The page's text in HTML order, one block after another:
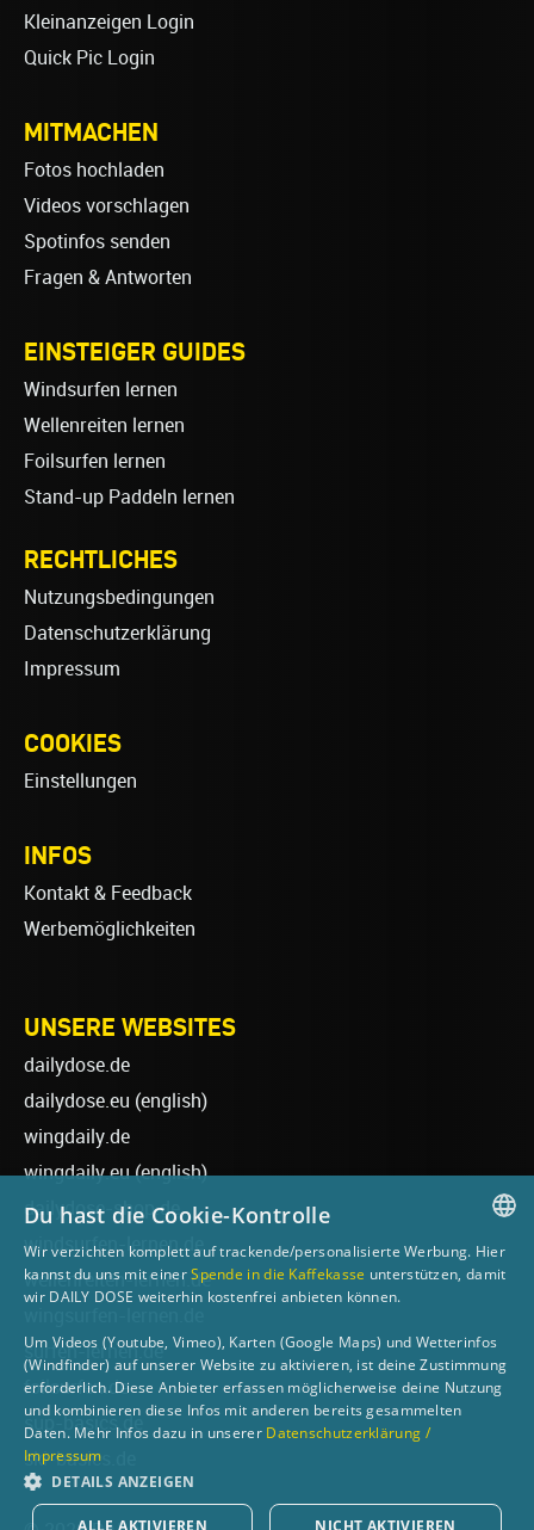
Kleinanzeigen Login
Quick Pic Login
MITMACHEN
Fotos hochladen
Videos vorschlagen
Spotinfos senden
Fragen & Antworten
EINSTEIGER GUIDES
Windsurfen lernen
Wellenreiten lernen
Foilsurfen lernen
Stand-up Paddeln lernen
RECHTLICHES
Nutzungsbedingungen
Datenschutzerklärung
Impressum
COOKIES
Einstellungen
INFOS
Kontakt & Feedback
Werbemöglichkeiten
UNSERE WEBSITES
dailydose.de
dailydose.eu (english)
wingdaily.de
wingdaily.eu(english)
dailydose-shop.de
windsurfen-lernen.de
wellenreiten-lernen.de
surfen-lernen.de
foilsurfen.de
sup-basics.de
ski-basics.de
GERMAN
Du hast die Cookie-Kontrolle
Wir verzichten komplett auf trackende/personalisierte Werbung. Hier
kannst du uns mit einerSpende in die Kaffekasse unterstützen, damit
wir DAILY DOSE weiterhin kostenfrei anbieten können.
Um Videos (Youtube, Vimeo), Karten (Google Maps) und Wetterinfos
(Windfinder) auf unserer Website zu aktivieren, ist deine Zustimmung
erforderlich. Diese Anbieter erfassen möglicherweise deine Nutzung
und kombinieren diese Infos mit anderen bereits gesammelten
Daten. Mehr Infos dazu in unserer Datenschutzerklärung /
Impressum
DETAILS ANZEIGEN
ALLE AKTIVIEREN NICHT AKTIVIEREN